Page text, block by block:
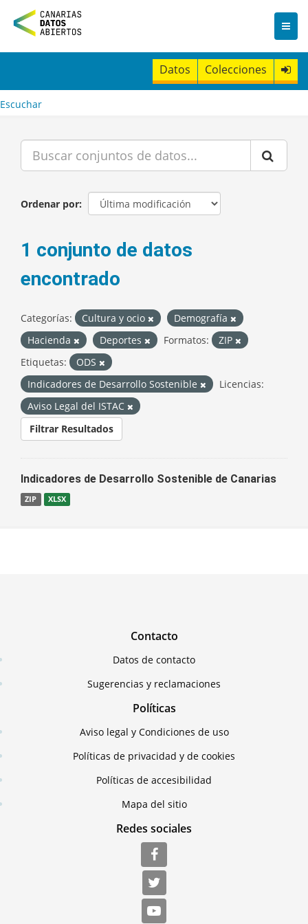
n
t
Datos Colecciones
Escuchar
Ordenar por
1 conjunto de datos
encontrado
Categorías: Cultura y ocio
Demografía
Hacienda
Deportes Formatos:
ZIP
Etiquetas:
ODS
Indicadores de Desarrollo Sostenible
Licencias:
Aviso Legal del ISTAC
Filtrar Resultados
Indicadores de Desarrollo Sostenible de Canarias
ZIP XLSX
Contacto
Datos de contacto
Sugerencias y reclamaciones
Políticas
Aviso legal y Condiciones de uso
Políticas de privacidad y de cookies
Políticas de accesibilidad
Mapa del sitio
Redes sociales